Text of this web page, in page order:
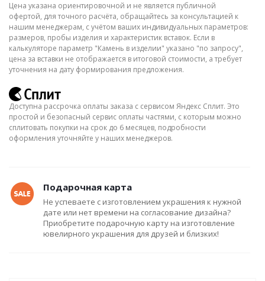
Цена указана ориентировочной и не является публичной
офертой, для точного расчёта, обращайтесь за консультацией к
нашим менеджерам, с учётом ваших индивидуальных параметров:
размеров, пробы изделия и характеристик вставок. Если в
калькуляторе параметр "Камень в изделии" указано "по запросу",
цена за вставки не отображается в итоговой стоимости, а требует
уточнения на дату формирования предложения.
Доступна рассрочка оплаты заказа с сервисом Яндекс Сплит. Это
простой и безопасный сервис оплаты частями, с которым можно
сплитовать покупки на срок до 6 месяцев, подробности
оформления уточняйте у наших менеджеров.
Подарочная карта
Не успеваете с изготовлением украшения к нужной
дате или нет времени на согласование дизайна?
Приобретите подарочную карту на изготовление
ювелирного украшения для друзей и близких!